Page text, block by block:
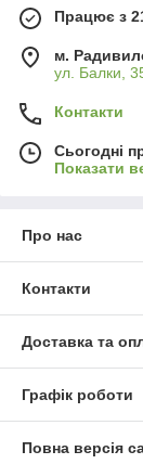
Працює з
м.
ул. Балки,
Контакти
Сьогодні
Показати
Про нас
Контакти
Доставка та
Графік роботи
Повна версія